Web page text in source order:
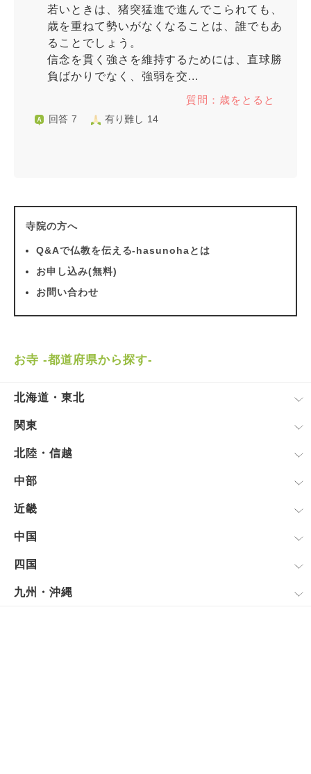
若いときは、猪突猛進で進んでこられても、
歳を重ねて勢いがなくなることは、誰でもあ
ることでしょう。
信念を貫く強さを維持するためには、直球勝
負ばかりでなく、強弱を交...
質問：歳をとると
回答 7 有り難し 14
寺院の方へ
Q&Aで仏教を伝える-hasunohaとは
お申し込み(無料)
お問い合わせ
お寺 -都道府県から探す-
北海道・東北
関東
北陸・信越
中部
近畿
中国
四国
九州・沖縄